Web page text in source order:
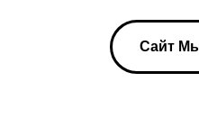
Сайт